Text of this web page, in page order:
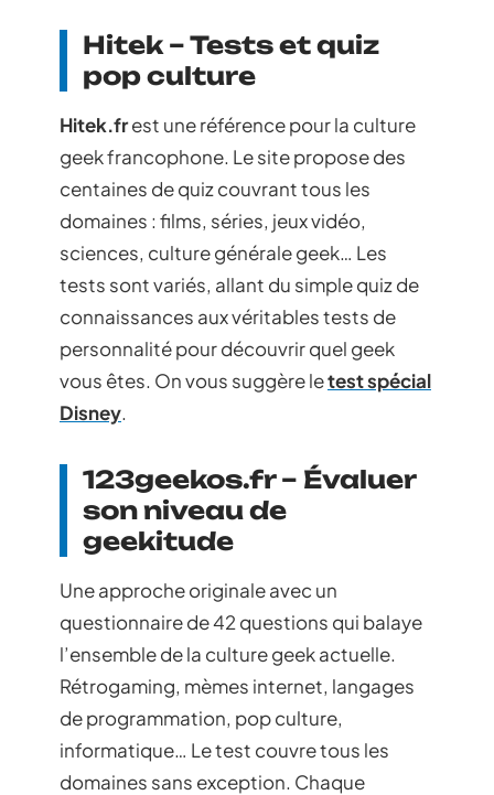
Hitek – Tests et quiz
pop culture
Hitek.frest une référence pour la culture
geek francophone. Le site propose des
centaines de quiz couvrant tous les
domaines : films, séries, jeux vidéo,
sciences, culture générale geek… Les
tests sont variés, allant du simple quiz de
connaissances aux véritables tests de
personnalité pour découvrir quel geek
vous êtes. On vous suggère letest spécial
Disney.
123geekos.fr – Évaluer
son niveau de
geekitude
Une approche originale avec un
questionnaire de 42 questions qui balaye
l’ensemble de la culture geek actuelle.
Rétrogaming, mèmes internet, langages
de programmation, pop culture,
informatique… Le test couvre tous les
domaines sans exception. Chaque